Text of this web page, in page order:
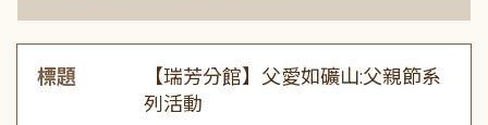
標題
【瑞芳分館】父愛如礦山:父親節系
列活動